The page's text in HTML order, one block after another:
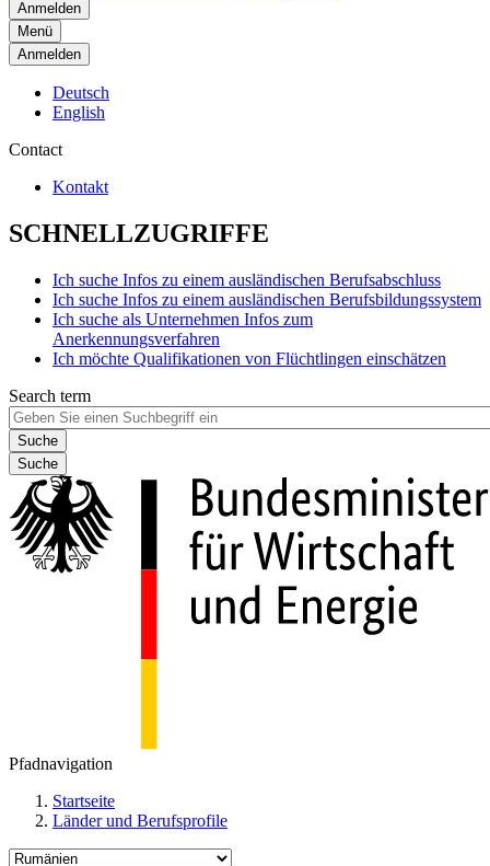
Menü
Anmelden
Deutsch
English
Contact
Kontakt
SCHNELLZUGRIFFE
Ich suche Infos zu einem ausländischen Berufsabschluss
Ich suche Infos zu einem ausländischen Berufsbildungssystem
Ich suche als Unternehmen Infos zum
Anerkennungsverfahren
Ich möchte Qualifikationen von Flüchtlingen einschätzen
Search term
Suche
Pfadnavigation
Startseite
Länder und Berufsprofile